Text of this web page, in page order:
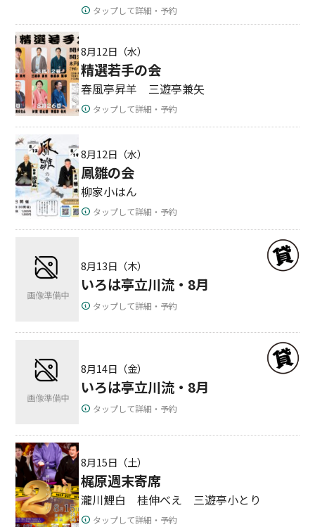
タップして詳細・予約
8月12日（水）
精選若手の会
春風亭昇羊 三遊亭兼矢
タップして詳細・予約
8月12日（水）
鳳雛の会
柳家小はん
タップして詳細・予約
8月13日（木）
いろは亭立川流・8月
タップして詳細・予約
8月14日（金）
いろは亭立川流・8月
タップして詳細・予約
8月15日（土）
梶原週末寄席
瀧川鯉白 桂伸べえ 三遊亭小とり
タップして詳細・予約